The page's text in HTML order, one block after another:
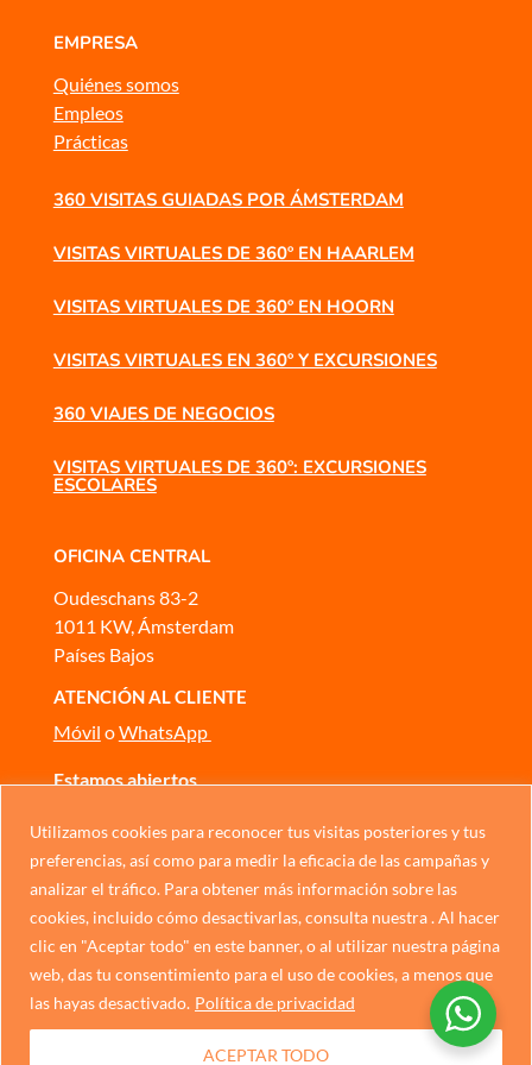
Utilizamos cookies para reconocer tus visitas posteriores y tus
preferencias, así como para medir la eficacia de las campañas y
analizar el tráfico. Para obtener más información sobre las
cookies, incluido cómo desactivarlas, consulta nuestra . Al hacer
clic en "Aceptar todo" en este banner, o al utilizar nuestra página
web, das tu consentimiento para el uso de cookies, a menos que
las hayas desactivado. Política de privacidad
ACEPTAR TODO
EMPRESA
Quiénes somos
Empleos
Prácticas
360 VISITAS GUIADAS POR ÁMSTERDAM
VISITAS VIRTUALES DE 360º EN HAARLEM
VISITAS VIRTUALES DE 360º EN HOORN
VISITAS VIRTUALES EN 360º Y EXCURSIONES
360 VIAJES DE NEGOCIOS
VISITAS VIRTUALES DE 360º: EXCURSIONES
ESCOLARES
OFICINA CENTRAL
Oudeschans 83-2
1011 KW, Ámsterdam
Países Bajos
ATENCIÓN AL CLIENTE
Móvil oWhatsApp
Estamos abiertos
CONTÁCTANOS
Política de privacidad
Portuguese
Italian
German
Chinese